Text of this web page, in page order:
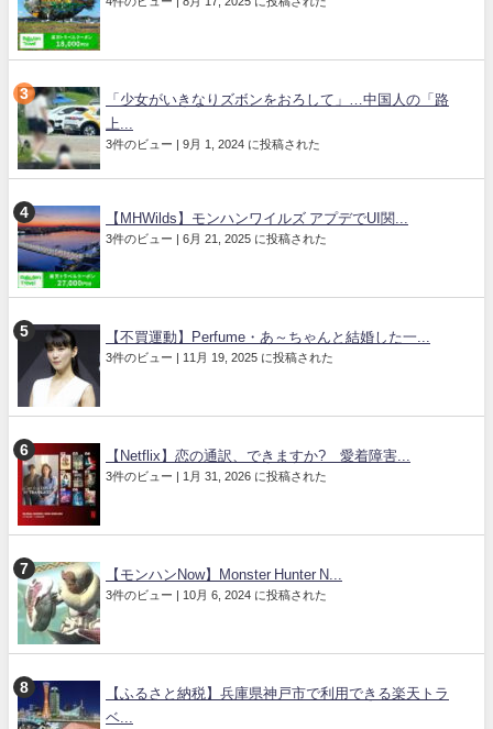
「少女がいきなりズボンをおろして」…中国人の「路
上...
3件のビュー | 9月 1, 2024 に投稿された
【MHWilds】モンハンワイルズ アプデでUI関...
3件のビュー | 6月 21, 2025 に投稿された
【不買運動】Perfume・あ～ちゃんと結婚した一...
3件のビュー | 11月 19, 2025 に投稿された
【Netflix】恋の通訳、できますか? 愛着障害...
3件のビュー | 1月 31, 2026 に投稿された
【モンハンNow】Monster Hunter N...
3件のビュー | 10月 6, 2024 に投稿された
【ふるさと納税】兵庫県神戸市で利用できる楽天トラ
ベ...